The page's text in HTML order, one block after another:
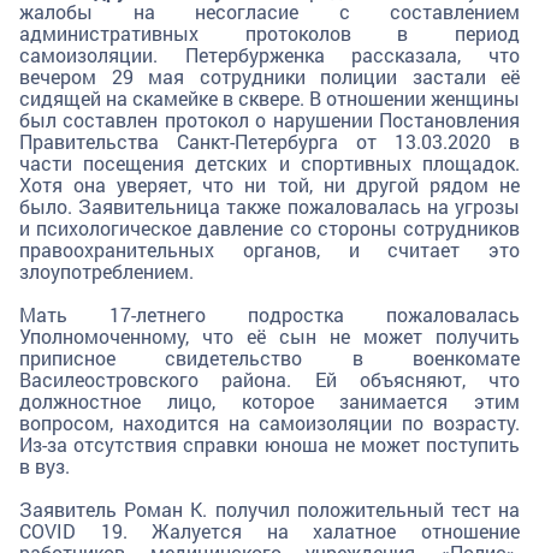
жалобы на несогласие с составлением
административных протоколов в период
самоизоляции. Петербурженка рассказала, что
вечером 29 мая сотрудники полиции застали её
сидящей на скамейке в сквере. В отношении женщины
был составлен протокол о нарушении Постановления
Правительства Санкт-Петербурга от 13.03.2020 в
части посещения детских и спортивных площадок.
Хотя она уверяет, что ни той, ни другой рядом не
было. Заявительница также пожаловалась на угрозы
и психологическое давление со стороны сотрудников
правоохранительных органов, и считает это
злоупотреблением.
Мать 17-летнего подростка пожаловалась
Уполномоченному, что её сын не может получить
приписное свидетельство в военкомате
Василеостровского района. Ей объясняют, что
должностное лицо, которое занимается этим
вопросом, находится на самоизоляции по возрасту.
Из-за отсутствия справки юноша не может поступить
в вуз.
Заявитель Роман К. получил положительный тест на
COVID 19. Жалуется на халатное отношение